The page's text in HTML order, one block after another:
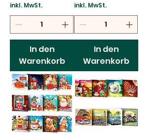
inkl. MwSt.
In den
Warenkorb
inkl. MwSt.
In den
Warenkorb